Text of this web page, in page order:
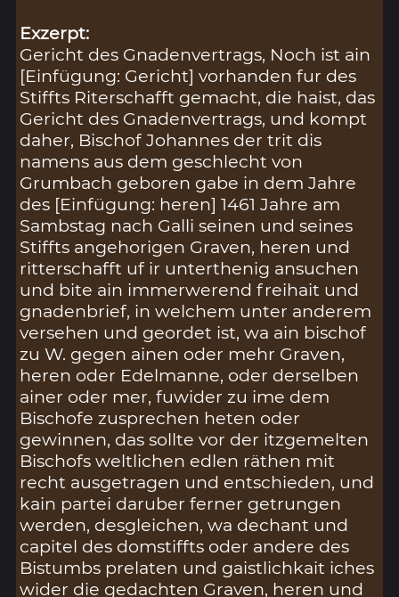
Exzerpt:
Gericht des Gnadenvertrags, Noch ist ain
[Einfügung: Gericht] vorhanden fur des
Stiffts Riterschafft gemacht, die haist, das
Gericht des Gnadenvertrags, und kompt
daher, Bischof Johannes der trit dis
namens aus dem geschlecht von
Grumbach geboren gabe in dem Jahre
des [Einfügung: heren] 1461 Jahre am
Sambstag nach Galli seinen und seines
Stiffts angehorigen Graven, heren und
ritterschafft uf ir unterthenig ansuchen
und bite ain immerwerend freihait und
gnadenbrief, in welchem unter anderem
versehen und geordet ist, wa ain bischof
zu W. gegen ainen oder mehr Graven,
heren oder Edelmanne, oder derselben
ainer oder mer, fuwider zu ime dem
Bischofe zusprechen heten oder
gewinnen, das sollte vor der itzgemelten
Bischofs weltlichen edlen räthen mit
recht ausgetragen und entschieden, und
kain partei daruber ferner getrungen
werden, desgleichen, wa dechant und
capitel des domstiffts oder andere des
Bistumbs prelaten und gaistlichkait iches
wider die gedachten Graven, heren und